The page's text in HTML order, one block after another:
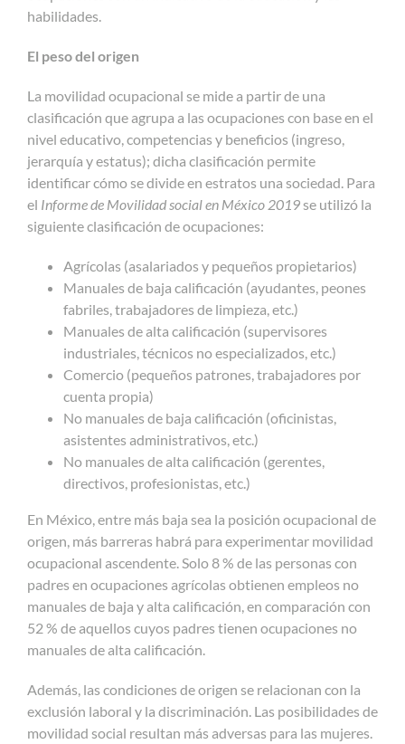
habilidades.
El peso del origen
La movilidad ocupacional se mide a partir de una
clasificación que agrupa a las ocupaciones con base en el
nivel educativo, competencias y beneficios (ingreso,
jerarquía y estatus); dicha clasificación permite
identificar cómo se divide en estratos una sociedad. Para
el Informe de Movilidad social en México 2019 se utilizó la
siguiente clasificación de ocupaciones:
Agrícolas (asalariados y pequeños propietarios)
Manuales de baja calificación (ayudantes, peones
fabriles, trabajadores de limpieza, etc.)
Manuales de alta calificación (supervisores
industriales, técnicos no especializados, etc.)
Comercio (pequeños patrones, trabajadores por
cuenta propia)
No manuales de baja calificación (oficinistas,
asistentes administrativos, etc.)
No manuales de alta calificación (gerentes,
directivos, profesionistas, etc.)
En México, entre más baja sea la posición ocupacional de
origen, más barreras habrá para experimentar movilidad
ocupacional ascendente. Solo 8 % de las personas con
padres en ocupaciones agrícolas obtienen empleos no
manuales de baja y alta calificación, en comparación con
52 % de aquellos cuyos padres tienen ocupaciones no
manuales de alta calificación.
Además, las condiciones de origen se relacionan con la
exclusión laboral y la discriminación. Las posibilidades de
movilidad social resultan más adversas para las mujeres.